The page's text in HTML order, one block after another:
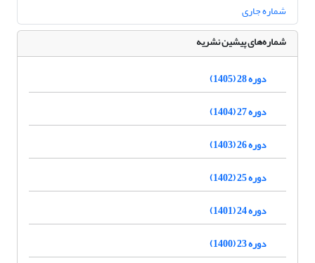
شماره جاری
شماره‌های پیشین نشریه
دوره 28 (1405)
دوره 27 (1404)
دوره 26 (1403)
دوره 25 (1402)
دوره 24 (1401)
دوره 23 (1400)